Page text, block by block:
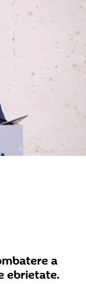
a
ebrietate.